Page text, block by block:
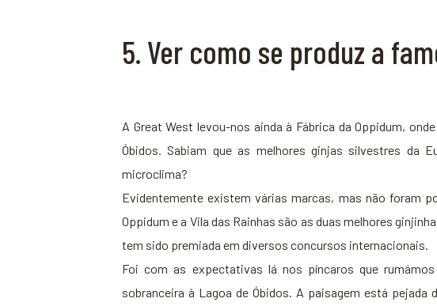
5. Ver como se produz a
A Great West levou-nos ainda à Fábrica da Oppidum,
Óbidos. Sabiam que as melhores ginjas silvestres da
microclima?
Evidentemente existem várias marcas, mas não foram
Oppidum e a Vila das Rainhas são as duas melhores
tem sido premiada em diversos concursos internacionais.
Foi com as expectativas lá nos píncaros que
sobranceira à Lagoa de Óbidos. A paisagem está